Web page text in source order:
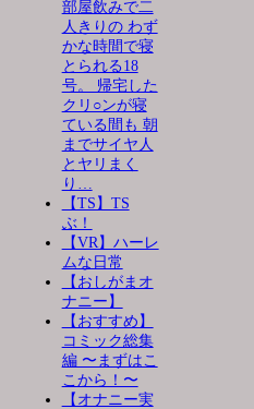
部屋飲みで二
人きりの わず
かな時間で寝
とられる18
号。 帰宅した
クリ○ンが寝
ている間も 朝
までサイヤ人
とヤリまく
り…
【TS】TS
ぶ！
【VR】ハーレ
ムな日常
【おしがまオ
ナニー】
【おすすめ】
コミック総集
編 〜まずはこ
こから！〜
【オナニー実